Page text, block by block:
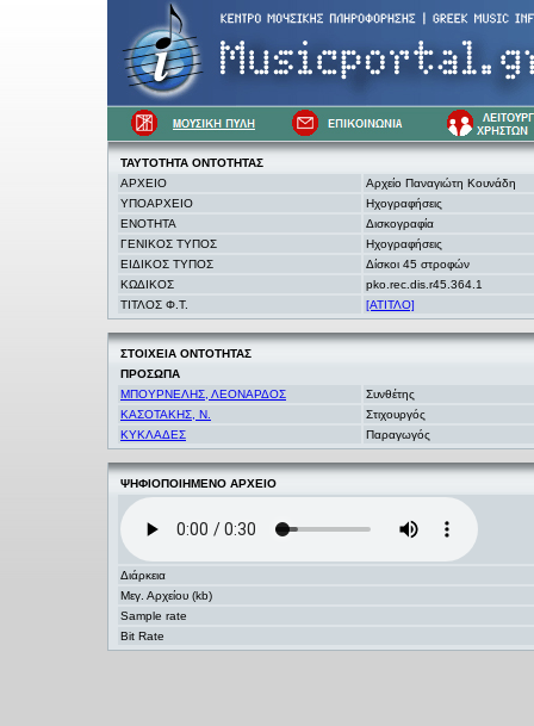
ΤΑΥΤΟΤΗΤΑ ΟΝΤΟΤΗΤΑΣ
ΑΡΧΕΙΟ
Αρχείο Παναγιώτη Κουνάδη
ΥΠΟΑΡΧΕΙΟ
Ηχογραφήσεις
ΕΝΟΤΗΤΑ
Δισκογραφία
ΓΕΝΙΚΟΣ ΤΥΠΟΣ
Ηχογραφήσεις
ΕΙΔΙΚΟΣ ΤΥΠΟΣ
Δίσκοι 45 στροφών
ΚΩΔΙΚΟΣ
pko.rec.dis.r45.364.1
ΤΙΤΛΟΣ Φ.Τ.
[ΑΤΙΤΛΟ]
ΣΤΟΙΧΕΙΑ ΟΝΤΟΤΗΤΑΣ
ΠΡΟΣΩΠΑ
ΜΠΟΥΡΝΕΛΗΣ, ΛΕΟΝΑΡΔΟΣ
Συνθέτης
ΚΑΣΟΤΑΚΗΣ, Ν.
Στιχουργός
ΚΥΚΛΑΔΕΣ
Παραγωγός
ΨΗΦΙΟΠΟΙΗΜΕΝΟ ΑΡΧΕΙΟ
Διάρκεια
Μεγ. Αρχείου (kb)
Sample rate
Bit Rate